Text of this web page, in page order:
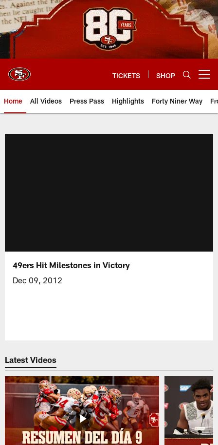
Skip
to
main
content
TICKETS SHOP
Home All Videos Press Pass Highlights Forty Niner Way
49ers Hit Milestones in Victory
Dec 09, 2012
Latest Videos